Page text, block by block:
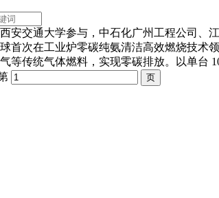
安交通大学参与，中石化广州工程公司、
首次在工业炉零碳纯氨清洁高效燃烧技术
等传统气体燃料，实现零碳排放。以单台